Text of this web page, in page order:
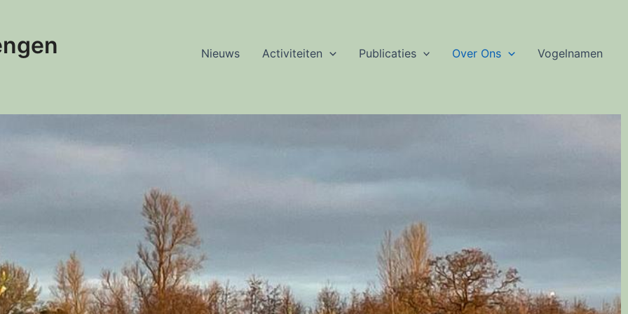
Nieuws Activiteiten Publicaties Over Ons Vogelnamen